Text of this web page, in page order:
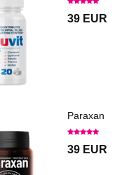
39 EUR
Paraxan
39 EUR